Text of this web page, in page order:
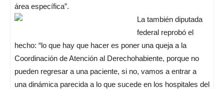
área específica”.
La también diputada
federal reprobó el
hecho: “lo que hay que hacer es poner una queja a la
Coordinación de Atención al Derechohabiente, porque no
pueden regresar a una paciente, si no, vamos a entrar a
una dinámica parecida a lo que sucede en los hospitales del